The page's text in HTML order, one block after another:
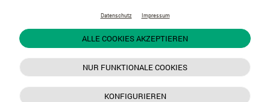
Datenschutz Impressum
ALLE COOKIES AKZEPTIEREN
NUR FUNKTIONALE COOKIES
KONFIGURIEREN